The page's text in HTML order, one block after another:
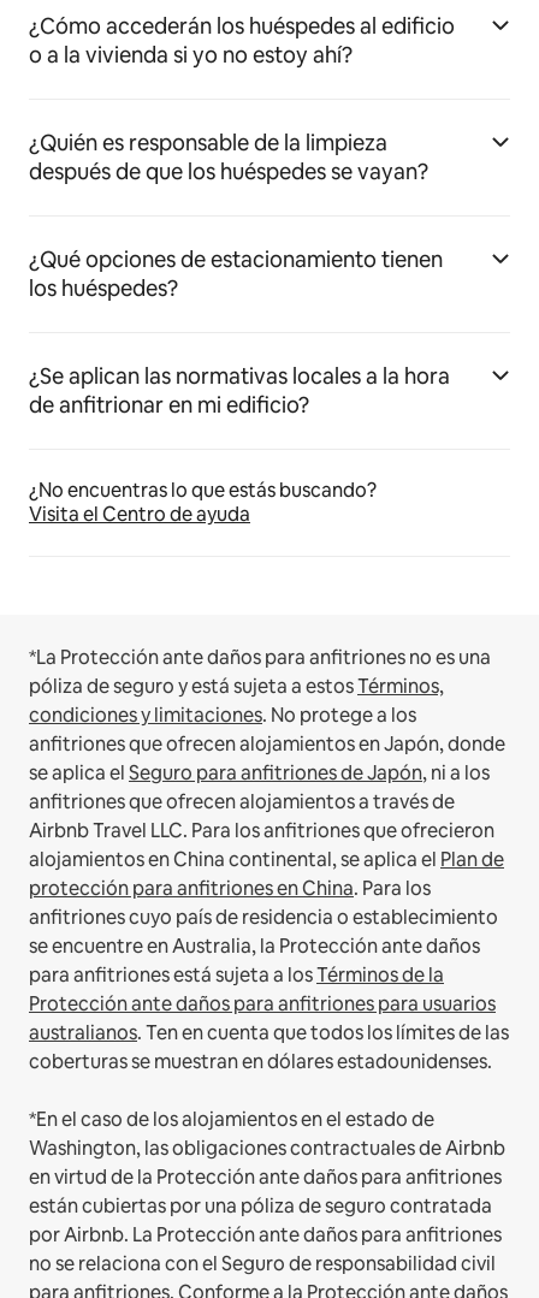
¿Cómo accederán los huéspedes al edificio
o a la vivienda si yo no estoy ahí?
¿Quién es responsable de la limpieza
después de que los huéspedes se vayan?
¿Qué opciones de estacionamiento tienen
los huéspedes?
¿Se aplican las normativas locales a la hora
de anfitrionar en mi edificio?
¿No encuentras lo que estás buscando?
Visita el Centro de ayuda
*La Protección ante daños para anfitriones no es una
póliza de seguro y está sujeta a estosTérminos,
condiciones y limitaciones. No protege a los
anfitriones que ofrecen alojamientos en Japón, donde
se aplica elSeguro para anfitriones de Japón, ni a los
anfitriones que ofrecen alojamientos a través de
Airbnb Travel LLC. Para los anfitriones que ofrecieron
alojamientos en China continental, se aplica el Plan de
protección para anfitriones en China. Para los
anfitriones cuyo país de residencia o establecimiento
se encuentre en Australia, la Protección ante daños
para anfitriones está sujeta a losTérminos de la
Protección ante daños para anfitriones para usuarios
australianos. Ten en cuenta que todos los límites de las
coberturas se muestran en dólares estadounidenses.
*En el caso de los alojamientos en el estado de
Washington, las obligaciones contractuales de Airbnb
en virtud de la Protección ante daños para anfitriones
están cubiertas por una póliza de seguro contratada
por Airbnb. La Protección ante daños para anfitriones
no se relaciona con el Seguro de responsabilidad civil
para anfitriones. Conforme a la Protección ante daños